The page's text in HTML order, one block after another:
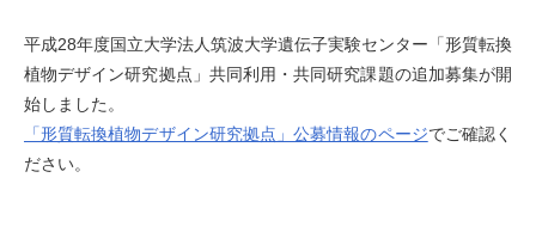
平成28年度国立大学法人筑波大学遺伝子実験センター「形質転換
植物デザイン研究拠点」共同利用・共同研究課題の追加募集が開
始しました。
「形質転換植物デザイン研究拠点」公募情報のページでご確認く
ださい。